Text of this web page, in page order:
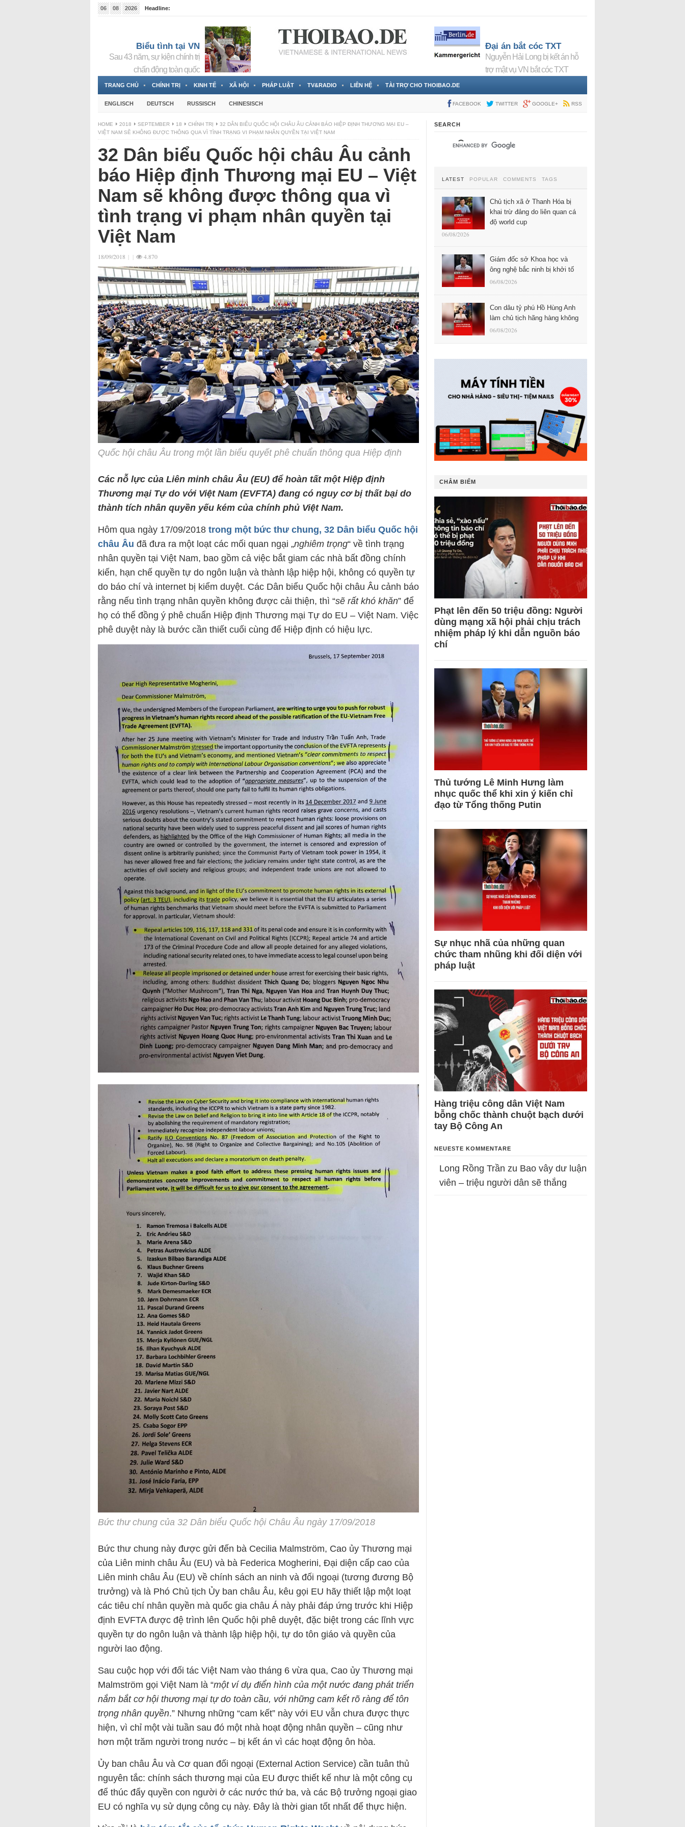
06 08 2026
Headline:
Biểu tình tại VN
Sau 43 năm, sự kiện chính trị
chấn động toàn quốc
Đại án bắt cóc TXT
Nguyễn Hải Long bị kết án hỗ
trợ mật vụ VN bắt cóc TXT
TRANG CHỦ CHÍNH TRỊ KINH TẾ XÃ HỘI PHÁP LUẬT TV&RADIO LIÊN HỆ TÀI TRỢ CHO THOIBAO.DE
ENGLISCH DEUTSCH RUSSISCH CHINESISCH FACEBOOK TWITTER GOOGLE+ RSS
HOME 2018 SEPTEMBER 18 CHÍNH TRỊ
32 DÂN BIỂU QUỐC HỘI CHÂU ÂU CẢNH BÁO HIỆP ĐỊNH THƯƠNG MẠI EU –
VIỆT NAM SẼ KHÔNG ĐƯỢC THÔNG QUA VÌ TÌNH TRẠNG VI PHẠM NHÂN QUYỀN TẠI VIỆT NAM
32 Dân biểu Quốc hội châu Âu cảnh
báo Hiệp định Thương mại EU – Việt
Nam sẽ không được thông qua vì
tình trạng vi phạm nhân quyền tại
Việt Nam
18/09/2018 | | 4.870
Quốc hội châu Âu trong một lần biểu quyết phê chuẩn thông qua Hiệp định
Các nỗ lực của Liên minh châu Âu (EU) để hoàn tất một Hiệp định
Thương mại Tự do với Việt Nam (EVFTA) đang có nguy cơ bị thất bại do
thành tích nhân quyền yếu kém của chính phủ Việt Nam.
Hôm qua ngày 17/09/2018 trong một bức thư chung, 32 Dân biểu Quốc hội
châu Âu đã đưa ra một loạt các mối quan ngại „nghiêm trọng“ về tình trạng
nhân quyền tại Việt Nam, bao gồm cả việc bắt giam các nhà bất đồng chính
kiến, hạn chế quyền tự do ngôn luận và thành lập hiệp hội, không có quyền tự
do báo chí và internet bị kiểm duyệt. Các Dân biểu Quốc hội châu Âu cảnh báo
rằng nếu tình trạng nhân quyền không được cải thiện, thì “sẽ rất khó khăn” để
họ có thể đồng ý phê chuẩn Hiệp định Thương mại Tự do EU – Việt Nam. Việc
phê duyệt này là bước cần thiết cuối cùng để Hiệp định có hiệu lực.
Bức thư chung của 32 Dân biểu Quốc hội Châu Âu ngày 17/09/2018
Bức thư chung này được gửi đến bà Cecilia Malmström, Cao ủy Thương mại
của Liên minh châu Âu (EU) và bà Federica Mogherini, Đại diện cấp cao của
Liên minh châu Âu (EU) về chính sách an ninh và đối ngoại (tương đương Bộ
trưởng) và là Phó Chủ tịch Ủy ban châu Âu, kêu gọi EU hãy thiết lập một loạt
các tiêu chí nhân quyền mà quốc gia châu Á này phải đáp ứng trước khi Hiệp
định EVFTA được đệ trình lên Quốc hội phê duyệt, đặc biệt trong các lĩnh vực
quyền tự do ngôn luận và thành lập hiệp hội, tự do tôn giáo và quyền của
người lao động.
Sau cuộc họp với đối tác Việt Nam vào tháng 6 vừa qua, Cao ủy Thương mại
Malmström gọi Việt Nam là “một ví dụ điển hình của một nước đang phát triển
nắm bắt cơ hội thương mại tự do toàn cầu, với những cam kết rõ ràng để tôn
trọng nhân quyền.” Nhưng những “cam kết” này với EU vẫn chưa được thực
hiện, vì chỉ một vài tuần sau đó một nhà hoạt động nhân quyền – cũng như
hơn một trăm người trong nước – bị kết án vì các hoạt động ôn hòa.
Ủy ban châu Âu và Cơ quan đối ngoại (External Action Service) cần tuân thủ
nguyên tắc: chính sách thương mại của EU được thiết kế như là một công cụ
để thúc đẩy quyền con người ở các nước thứ ba, và các Bộ trưởng ngoại giao
EU có nghĩa vụ sử dụng công cụ này. Đây là thời gian tốt nhất để thực hiện.
SEARCH
LATEST POPULAR COMMENTS TAGS
Chủ tịch xã ở Thanh Hóa bị
khai trừ đảng do liên quan cá
độ world cup
06/08/2026
Giám đốc sở Khoa học và
ông nghệ bắc ninh bị khởi tố
06/08/2026
Con dâu tỷ phú Hồ Hùng Anh
làm chủ tịch hãng hàng không
06/08/2026
CHÂM BIẾM
Phạt lên đến 50 triệu đồng: Người
dùng mạng xã hội phải chịu trách
nhiệm pháp lý khi dẫn nguồn báo
chí
Thủ tướng Lê Minh Hưng làm
nhục quốc thể khi xin ý kiến chỉ
đạo từ Tổng thống Putin
Sự nhục nhã của những quan
chức tham nhũng khi đối diện với
pháp luật
Hàng triệu công dân Việt Nam
bỗng chốc thành chuột bạch dưới
tay Bộ Công An
NEUESTE KOMMENTARE
Long Rồng Trần zu Bao vây dư luận
viên – triệu người dân sẽ thắng